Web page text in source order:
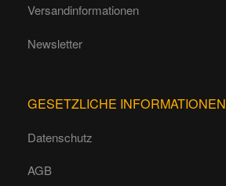
Versandinformationen
Newsletter
GESETZLICHE INFORMATIONEN
Datenschutz
AGB